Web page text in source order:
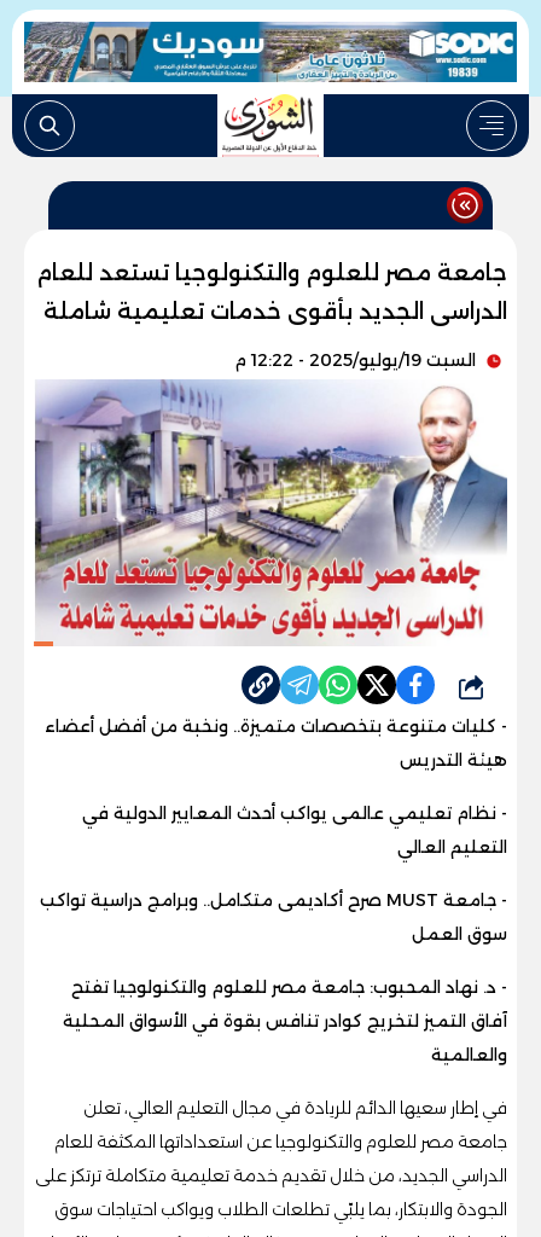
جامعة مصر للعلوم والتكنولوجيا تستعد للعام
الدراسى الجديد بأقوى خدمات تعليمية شاملة
السبت 19/يوليو/2025 - 12:22 م
شارك
- كليات متنوعة بتخصصات متميزة.. ونخبة من أفضل أعضاء
هيئة التدريس
- نظام تعليمي عالمى يواكب أحدث المعايير الدولية في
التعليم العالي
- جامعة MUST صرح أكاديمى متكامل.. وبرامج دراسية تواكب
سوق العمل
- د. نهاد المحبوب: جامعة مصر للعلوم والتكنولوجيا تفتح
آفاق التميز لتخريج كوادر تنافس بقوة في الأسواق المحلية
والعالمية
في إطار سعيها الدائم للريادة في مجال التعليم العالي، تعلن
جامعة مصر للعلوم والتكنولوجيا عن استعداداتها المكثفة للعام
الدراسي الجديد، من خلال تقديم خدمة تعليمية متكاملة ترتكز على
الجودة والابتكار، بما يلبّي تطلعات الطلاب ويواكب احتياجات سوق